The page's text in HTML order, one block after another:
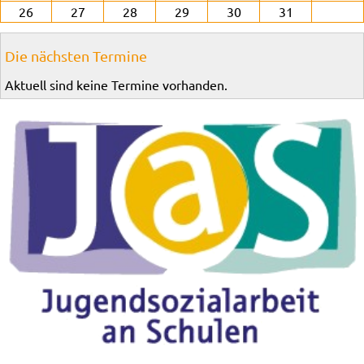
26
27 28 29 30 31
Die nächsten Termine
Aktuell sind keine Termine vorhanden.